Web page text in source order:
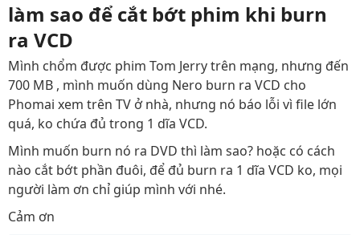
làm sao để cắt bớt phim khi burn
ra VCD
Mình chổm được phim Tom Jerry trên mạng, nhưng đến
700 MB , mình muốn dùng Nero burn ra VCD cho
Phomai xem trên TV ở nhà, nhưng nó báo lỗi vì file lớn
quá, ko chứa đủ trong 1 dĩa VCD.
Mình muốn burn nó ra DVD thì làm sao? hoặc có cách
nào cắt bớt phần đuôi, để đủ burn ra 1 dĩa VCD ko, mọi
người làm ơn chỉ giúp mình với nhé.
Cảm ơn